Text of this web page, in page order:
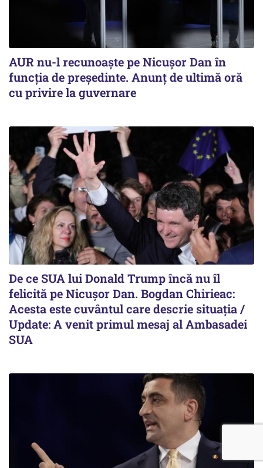
AUR nu-l recunoaște pe Nicușor Dan în
funcția de președinte. Anunț de ultimă oră
cu privire la guvernare
De ce SUA lui Donald Trump încă nu îl
felicită pe Nicușor Dan. Bogdan Chirieac:
Acesta este cuvântul care descrie situația /
Update: A venit primul mesaj al Ambasadei
SUA